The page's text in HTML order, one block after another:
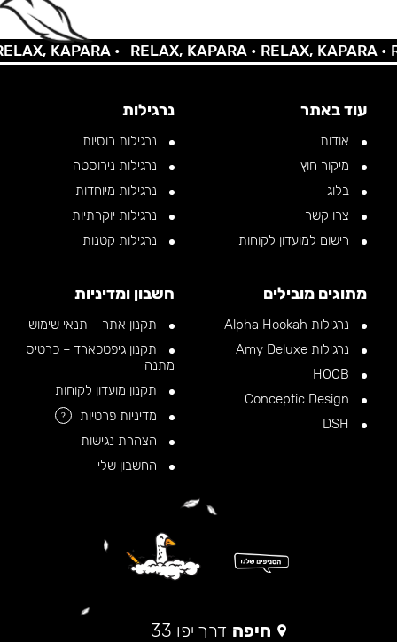
KAPARA • RELAX, KAPARA •RELAX, KAPARA •
עוד באתר
אודות
מיקור חוץ
בלוג
צרו קשר
רישום למועדון לקוחות
נרגילות
נרגילות רוסיות
נרגילות נירוסטה
נרגילות מיוחדות
נרגילות יוקרתיות
נרגילות קטנות
מתוגים מובילים
נרגילות Alpha Hookah
נרגילות Amy Deluxe
חשבון ומדיניות
תקנון אתר – תנאי שימוש
תקנון גיפטכארד – כרטיס
מתנה
תקנון מועדון לקוחות
מדיניות פרטיות
?
הצהרת נגישות
החשבון שלי
חיפה דרך יפו 33